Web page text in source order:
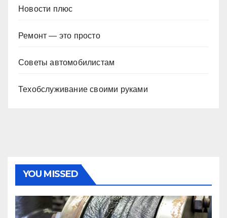
Новости плюс
Ремонт — это просто
Советы автомобилистам
Техобслуживание своими руками
YOU MISSED